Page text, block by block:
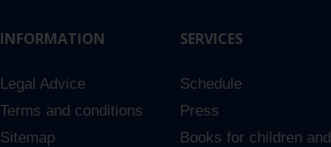
INFORMATION
Legal Advice
Terms and conditions
Sitemap
SERVICES
Schedule
Press
Books for children and